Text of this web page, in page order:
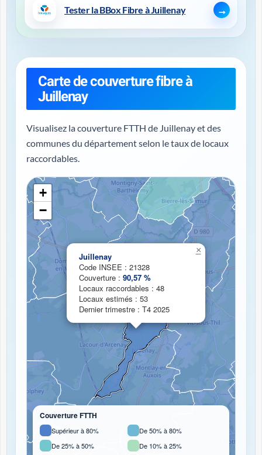
Tester la BBox Fibre à Juillenay
Carte de couverture fibre à
Juillenay
Visualisez la couverture FTTH de Juillenay et des
communes du département selon le taux de locaux
raccordables.
Chargement de la carte de couverture fibre...
Juillenay
Code INSEE : 21328
Couverture : 90,57 %
Locaux raccordables : 48
Locaux estimés : 53
Dernier trimestre : T4 2025
×
+
−
Couverture FTTH
Supérieur à 80%
De 50% à 80%
De 25% à 50%
De 10% à 25%